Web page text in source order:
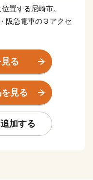
置する尼崎市。
阪急電車の３アクセ
みちを設けており、
ロを目指すなどの動
る
見る
加する